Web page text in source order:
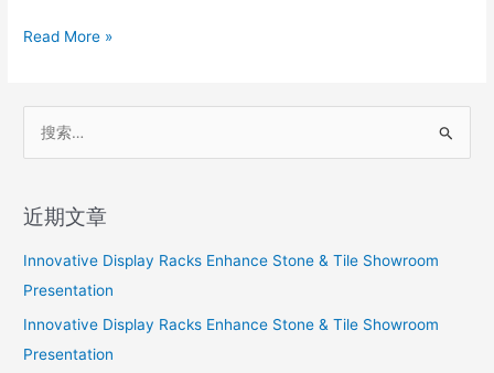
samples?
Read More »
近期文章
Innovative Display Racks Enhance Stone & Tile Showroom
Presentation
Innovative Display Racks Enhance Stone & Tile Showroom
Presentation